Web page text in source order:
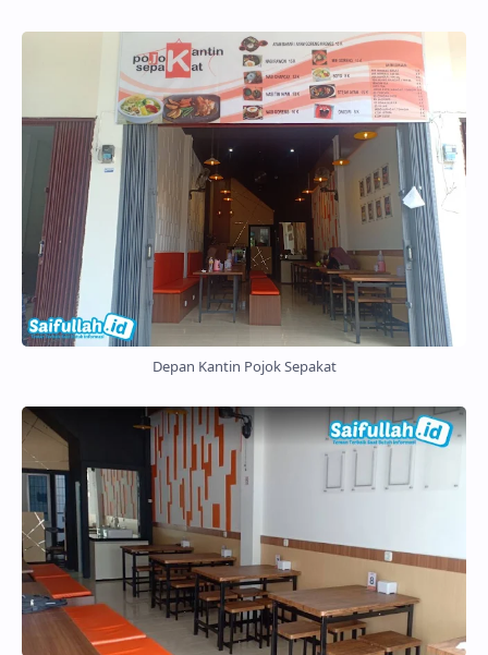
Depan Kantin Pojok Sepakat